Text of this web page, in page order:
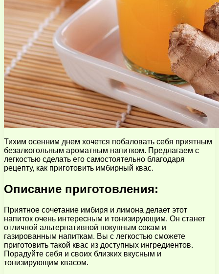
Тихим осенним днем хочется побаловать себя приятным
безалкогольным ароматным напитком. Предлагаем с
легкостью сделать его самостоятельно благодаря
рецепту, как приготовить имбирный квас.
Описание приготовления:
Приятное сочетание имбиря и лимона делает этот
напиток очень интересным и тонизирующим. Он станет
отличной альтернативной покупным сокам и
газированным напиткам. Вы с легкостью сможете
приготовить такой квас из доступных ингредиентов.
Порадуйте себя и своих близких вкусным и
тонизирующим квасом.